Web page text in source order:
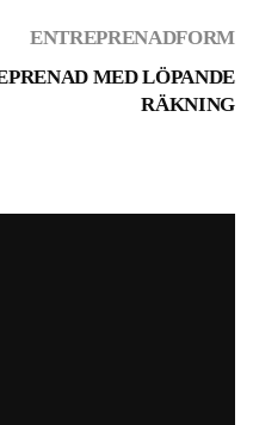
ENTREPRENADFORM
MED LÖPANDE
RÄKNING